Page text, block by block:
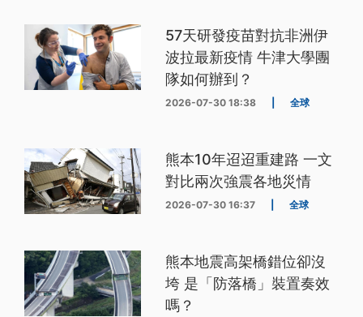
57天研發疫苗對抗非洲伊
波拉最新疫情 牛津大學團
隊如何辦到？
2026-07-30 18:38 全球
熊本10年迢迢重建路 一文
對比兩次強震各地災情
2026-07-30 16:37 全球
熊本地震高架橋錯位卻沒
垮 是「防落橋」裝置奏效
嗎？